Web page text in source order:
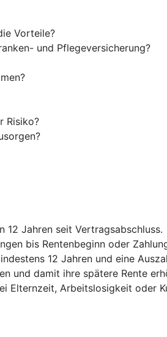
Vorteile?
und Pflegeversicherung?
Risiko?
12 Jahren seit Vertragsabschluss.
bis Rentenbeginn oder
12 Jahren und eine
und damit ihre spätere Rente
Elternzeit, Arbeitslosigkeit oder